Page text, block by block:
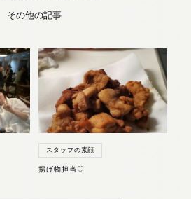
その他の記事
スタッフの素顔
揚げ物担当♡